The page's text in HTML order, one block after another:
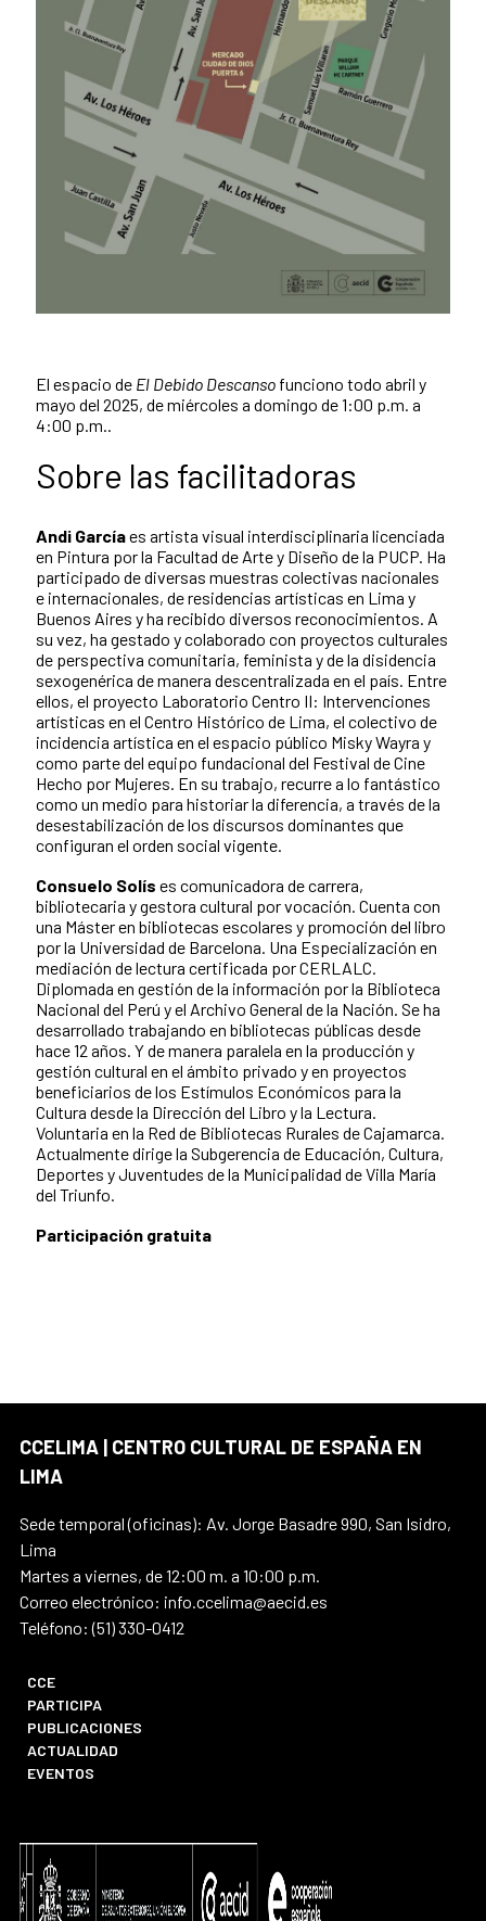
El espacio de El Debido Descanso funciono todo abril y
mayo del 2025, de miércoles a domingo de 1:00 p.m. a
4:00 p.m..
Sobre las facilitadoras
Andi Garcíaes artista visual interdisciplinaria licenciada
en Pintura por la Facultad de Arte y Diseño de la PUCP. Ha
participado de diversas muestras colectivas nacionales
e internacionales, de residencias artísticas en Lima y
Buenos Aires y ha recibido diversos reconocimientos. A
su vez, ha gestado y colaborado con proyectos culturales
de perspectiva comunitaria, feminista y de la disidencia
sexogenérica de manera descentralizada en el país. Entre
ellos, el proyecto Laboratorio Centro II: Intervenciones
artísticas en el Centro Histórico de Lima, el colectivo de
incidencia artística en el espacio público Misky Wayra y
como parte del equipo fundacional del Festival de Cine
Hecho por Mujeres. En su trabajo, recurre a lo fantástico
como un medio para historiar la diferencia, a través de la
desestabilización de los discursos dominantes que
configuran el orden social vigente.
Consuelo Solís es comunicadora de carrera,
bibliotecaria y gestora cultural por vocación. Cuenta con
una Máster en bibliotecas escolares y promoción del libro
por la Universidad de Barcelona. Una Especialización en
mediación de lectura certificada por CERLALC.
Diplomada en gestión de la información por la Biblioteca
Nacional del Perú y el Archivo General de la Nación. Se ha
desarrollado trabajando en bibliotecas públicas desde
hace 12 años. Y de manera paralela en la producción y
gestión cultural en el ámbito privado y en proyectos
beneficiarios de los Estímulos Económicos para la
Cultura desde la Dirección del Libro y la Lectura.
Voluntaria en la Red de Bibliotecas Rurales de Cajamarca.
Actualmente dirige la Subgerencia de Educación, Cultura,
Deportes y Juventudes de la Municipalidad de Villa María
del Triunfo.
Participación gratuita
CCELIMA | CENTRO CULTURAL DE ESPAÑA EN
LIMA
Sede temporal (oficinas): Av. Jorge Basadre 990, San Isidro,
Lima
Martes a viernes, de 12:00 m. a 10:00 p.m.
Correo electrónico: info.ccelima@aecid.es
Teléfono: (51) 330-0412
CCE
PARTICIPA
PUBLICACIONES
ACTUALIDAD
EVENTOS